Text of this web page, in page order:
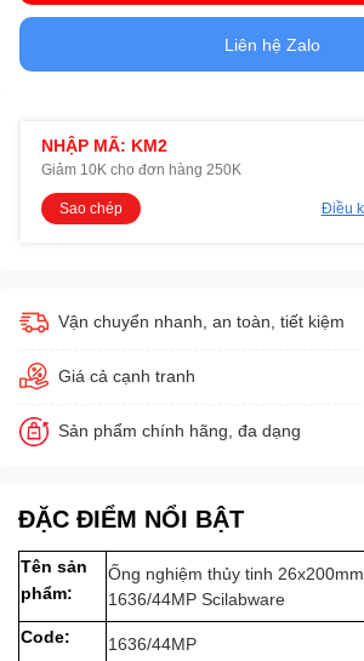
Liên hệ Zalo
NHẬP MÃ: KM2
Giảm 10K cho đơn hàng 250K
Sao chép Điều
Vận chuyển nhanh, an toàn, tiết kiệm
Giá cả cạnh tranh
Sản phẩm chính hãng, đa dạng
ĐẶC ĐIỂM NỔI BẬT
Tên sản
phẩm:
Ống nghiệm thủy tinh
1636/44MP Scilabware
Code: 1636/44MP